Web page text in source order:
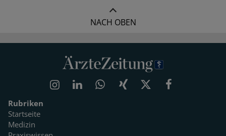
NACH OBEN
Rubriken
Startseite
Medizin